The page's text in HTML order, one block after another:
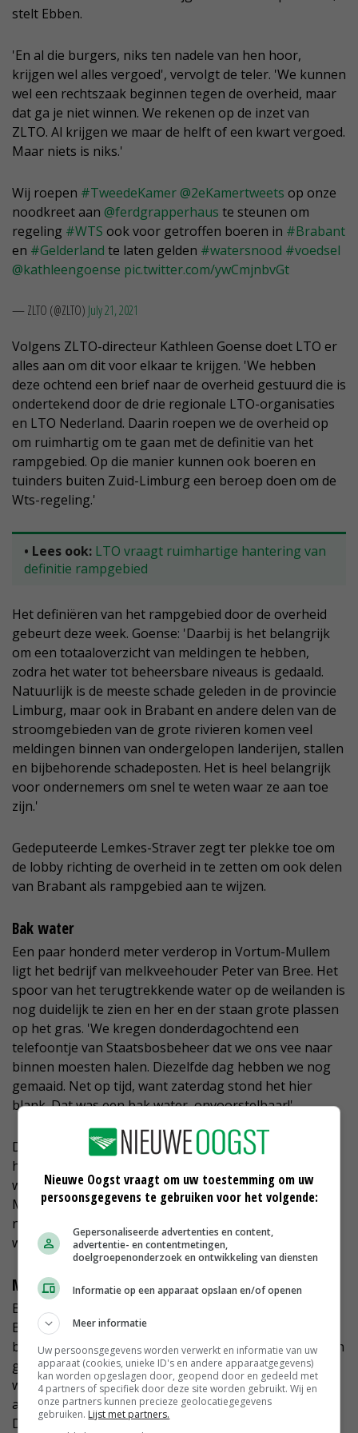
stelt Ebben.
'En al die burgers, niks ten nadele van hen hoor,
krijgen wel alles vergoed', vervolgt de teler. 'We kunnen
wel een rechtszaak beginnen tegen de overheid, maar
dat ga je niet winnen. We rekenen op de inzet van
ZLTO. Al krijgen we maar de helft of een kwart vergoed.
Maar niets is niks.'
Wij roepen #TweedeKamer @2eKamertweets op onze
noodkreet aan @ferdgrapperhaus te steunen om
regeling #WTS ook voor getroffen boeren in #Brabant
en #Gelderland te laten gelden #watersnood #voedsel
@kathleengoense pic.twitter.com/ywCmjnbvGt
— ZLTO (@ZLTO) July 21, 2021
Volgens ZLTO-directeur Kathleen Goense doet LTO er
alles aan om dit voor elkaar te krijgen. 'We hebben
deze ochtend een brief naar de overheid gestuurd die is
ondertekend door de drie regionale LTO-organisaties
en LTO Nederland. Daarin roepen we de overheid op
om ruimhartig om te gaan met de definitie van het
rampgebied. Op die manier kunnen ook boeren en
tuinders buiten Zuid-Limburg een beroep doen om de
Wts-regeling.'
• Lees ook: LTO vraagt ruimhartige hantering van
definitie rampgebied
Het definiëren van het rampgebied door de overheid
gebeurt deze week. Goense: 'Daarbij is het belangrijk
om een totaaloverzicht van meldingen te hebben,
zodra het water tot beheersbare niveaus is gedaald.
Natuurlijk is de meeste schade geleden in de provincie
Limburg, maar ook in Brabant en andere delen van de
stroomgebieden van de grote rivieren komen veel
meldingen binnen van ondergelopen landerijen, stallen
en bijbehorende schadeposten. Het is heel belangrijk
voor ondernemers om snel te weten waar ze aan toe
zijn.'
Gedeputeerde Lemkes-Straver zegt ter plekke toe om
de lobby richting de overheid in te zetten om ook delen
van Brabant als rampgebied aan te wijzen.
Bak water
Een paar honderd meter verderop in Vortum-Mullem
ligt het bedrijf van melkveehouder Peter van Bree. Het
spoor van het terugtrekkende water op de weilanden is
nog duidelijk te zien en her en der staan grote plassen
op het gras. 'We kregen donderdagochtend een
telefoontje van Staatsbosbeheer dat we ons vee naar
binnen moesten halen. Diezelfde dag hebben we nog
gemaaid. Net op tijd, want zaterdag stond het hier
blank. Dat was een bak water, onvoorstelbaar!'
De mais en rogge liet de melkveehouder met rust. 'Het
had ook weinig zin om de mais al te hakselen. We
wachten maar hoe het eruit komt als het water weg is.
Maar we verwachten er niet veel van. En ik moet ook
nog zien hoe de graszode zich herstelt van al dat
water.'
Maaionderhoud
Bij ZLTO zijn inmiddels alleen al uit het gebied in Oost-
Brabant tientallen meldingen van waterschade
binnengekomen. Daarnaast is er ook lokaal schade aan
gewassen ontstaan vanwege overstroomde
watergangen die het vele water niet op tijd konden
afvoeren. Vooral uit de werkgebieden van waterschap
De Dommel en Brabantse Delta komen veel klachten
Nieuwe Oogst vraagt om uw toestemming om uw
persoonsgegevens te gebruiken voor het volgende:
Gepersonaliseerde advertenties en content,
advertentie- en contentmetingen,
doelgroepenonderzoek en ontwikkeling van diensten
Informatie op een apparaat opslaan en/of openen
Meer informatie
Uw persoonsgegevens worden verwerkt en informatie van uw
apparaat (cookies, unieke ID's en andere apparaatgegevens)
kan worden opgeslagen door, geopend door en gedeeld met
4 partners of specifiek door deze site worden gebruikt. Wij en
onze partners kunnen precieze geolocatiegegevens
gebruiken. Lijst met partners.